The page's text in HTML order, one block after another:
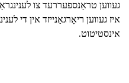
געווען טראַנספעררעד צו
איז געווען ריאָרגאַנייזד אין די
אינסטיטוט.